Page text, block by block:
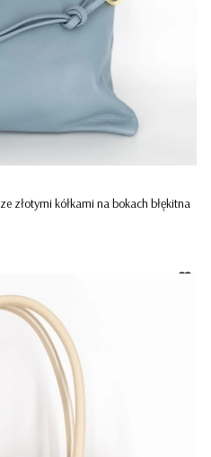
złotymi kółkami na bokach błękitna